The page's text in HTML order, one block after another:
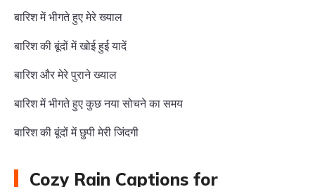
बारिश में भीगते हुए मेरे ख्याल
बारिश की बूंदों में खोई हुई यादें
बारिश और मेरे पुराने ख्याल
बारिश में भीगते हुए कुछ नया सोचने का समय
बारिश की बूंदों में छुपी मेरी जिंदगी
Cozy Rain Captions for